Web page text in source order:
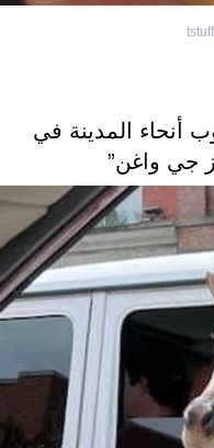
أنحاء المدينة في
جي واغن”